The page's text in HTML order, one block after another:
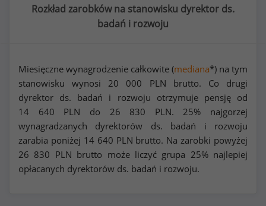
Rozkład zarobków na stanowisku dyrektor ds.
badań i rozwoju
Miesięczne wynagrodzenie całkowite (mediana*) na tym
stanowisku wynosi 20 000 PLN brutto. Co drugi
dyrektor ds. badań i rozwoju otrzymuje pensję od
14 640 PLN do 26 830 PLN. 25% najgorzej
wynagradzanych dyrektorów ds. badań i rozwoju
zarabia poniżej 14 640 PLN brutto. Na zarobki powyżej
26 830 PLN brutto może liczyć grupa 25% najlepiej
opłacanych dyrektorów ds. badań i rozwoju.